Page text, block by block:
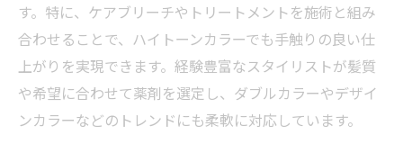
す。特に、ケアブリーチやトリートメントを施術と組み
合わせることで、ハイトーンカラーでも手触りの良い仕
上がりを実現できます。経験豊富なスタイリストが髪質
や希望に合わせて薬剤を選定し、ダブルカラーやデザイ
ンカラーなどのトレンドにも柔軟に対応しています。